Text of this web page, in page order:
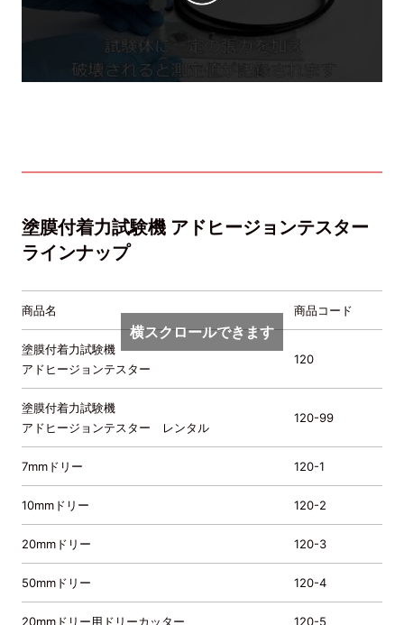
塗膜付着力試験機 アドヒージョンテスター
ラインナップ
商品名 商品コード
塗膜付着力試験機
アドヒージョンテスター
120
塗膜付着力試験機
アドヒージョンテスター レンタル
120-99
7mmドリー 120-1
10mmドリー 120-2
20mmドリー 120-3
50mmドリー 120-4
20mmドリー用ドリーカッター 120-5
横スクロールできます